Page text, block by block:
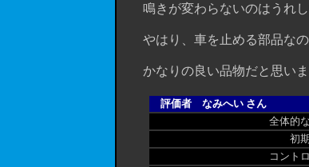
鳴きが変わらないのはうれし
やはり、車を止める部品なの
かなりの良い品物だと思いま
評価者 なみへい さん
全体的
初
コント